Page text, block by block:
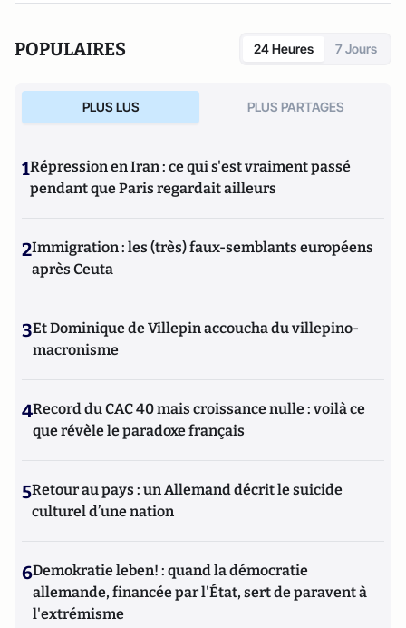
POPULAIRES 24 Heures 7 Jours
PLUS LUS PLUS PARTAGES
1Répression en Iran : ce qui s'est vraiment passé
pendant que Paris regardait ailleurs
2Immigration : les (très) faux-semblants européens
après Ceuta
3Et Dominique de Villepin accoucha du villepino-
macronisme
4Record du CAC 40 mais croissance nulle : voilà ce
que révèle le paradoxe français
5Retour au pays : un Allemand décrit le suicide
culturel d’une nation
6Demokratie leben! : quand la démocratie
allemande, financée par l'État, sert de paravent à
l'extrémisme